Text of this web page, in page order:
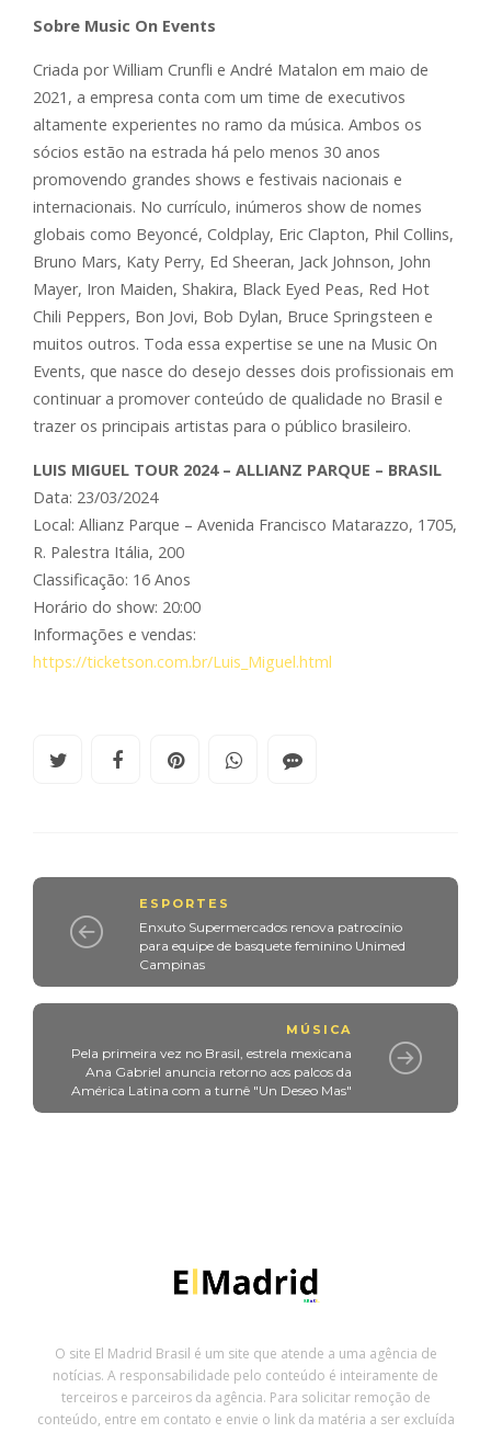
Sobre Music On Events
Criada por William Crunfli e André Matalon em maio de
2021, a empresa conta com um time de executivos
altamente experientes no ramo da música. Ambos os
sócios estão na estrada há pelo menos 30 anos
promovendo grandes shows e festivais nacionais e
internacionais. No currículo, inúmeros show de nomes
globais como Beyoncé, Coldplay, Eric Clapton, Phil Collins,
Bruno Mars, Katy Perry, Ed Sheeran, Jack Johnson, John
Mayer, Iron Maiden, Shakira, Black Eyed Peas, Red Hot
Chili Peppers, Bon Jovi, Bob Dylan, Bruce Springsteen e
muitos outros. Toda essa expertise se une na Music On
Events, que nasce do desejo desses dois profissionais em
continuar a promover conteúdo de qualidade no Brasil e
trazer os principais artistas para o público brasileiro.
LUIS MIGUEL TOUR 2024 – ALLIANZ PARQUE – BRASIL
Data: 23/03/2024
Local: Allianz Parque – Avenida Francisco Matarazzo, 1705,
R. Palestra Itália, 200
Classificação: 16 Anos
Horário do show: 20:00
Informações e vendas:
https://ticketson.com.br/Luis_Miguel.html
ESPORTES
Enxuto Supermercados renova patrocínio
para equipe de basquete feminino Unimed
Campinas
MÚSICA
Pela primeira vez no Brasil, estrela mexicana
Ana Gabriel anuncia retorno aos palcos da
América Latina com a turnê "Un Deseo Mas"
O site El Madrid Brasil é um site que atende a uma agência de
notícias. A responsabilidade pelo conteúdo é inteiramente de
terceiros e parceiros da agência. Para solicitar remoção de
conteúdo, entre em contato e envie o link da matéria a ser excluída